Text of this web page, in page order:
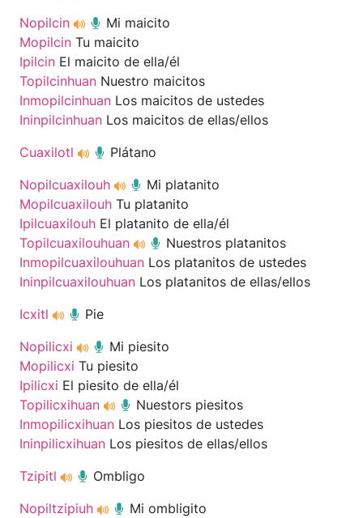
Nopilcin
Mi maicito
Mopilcin Tu maicito
Ipilcin El maicito de ella/él
Topilcinhuan Nuestro maicitos
Inmopilcinhuan Los maicitos de ustedes
Ininpilcinhuan Los maicitos de ellas/ellos
Cuaxilotl
Plátano
Nopilcuaxilouh
Mi platanito
Mopilcuaxilouh Tu platanito
Ipilcuaxilouh El platanito de ella/él
Topilcuaxilouhuan
Nuestros platanitos
Inmopilcuaxilouhuan Los platanitos de ustedes
Ininpilcuaxilouhuan Los platanitos de ellas/ellos
Icxitl
Pie
Nopilicxi
Mi piesito
Mopilicxi Tu piesito
Ipilicxi El piesito de ella/él
Topilicxihuan
Nuestors piesitos
Inmopilicxihuan Los piesitos de ustedes
Ininpilicxihuan Los piesitos de ellas/ellos
Tzipitl
Ombligo
Nopiltzipiuh
Mi ombligito